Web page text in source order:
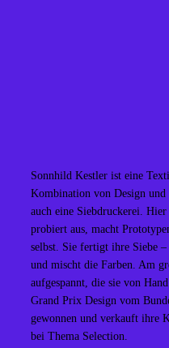
Sonnhild Kestler ist eine
Kombination von Design
auch eine Siebdruckerei.
probiert aus, macht
selbst. Sie fertigt ihre Siebe
und mischt die Farben. Am
aufgespannt, die sie von
Grand Prix Design vom
gewonnen und verkauft ihre
bei Thema Selection.